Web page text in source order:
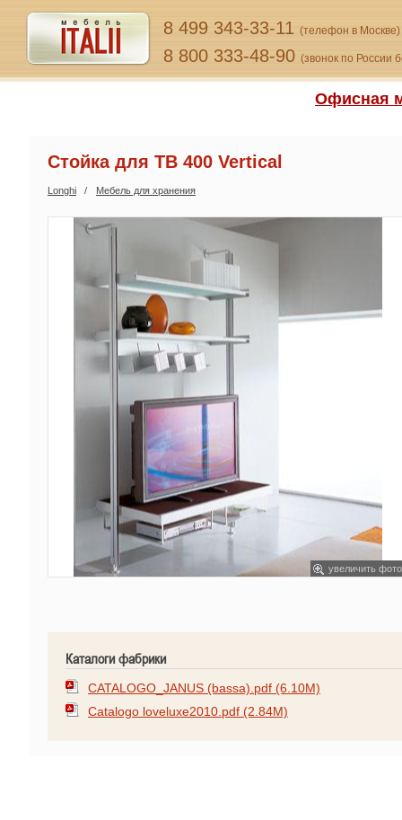
8 499 343-33-11 (телефон в Москве)
8 800 333-48-90 (звонок по России
Офисная
Стойка для ТВ 400 Vertical
Longhi Мебель для хранения
увеличить фото
Каталоги фабрики
CATALOGO_JANUS (bassa).pdf (6.10M)
Catalogo loveluxe2010.pdf (2.84M)